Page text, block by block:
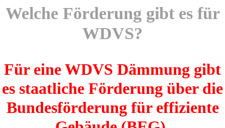
Welche Förderung gibt es für
WDVS?
Für eine WDVS Dämmung gibt
es staatliche Förderung über die
Bundesförderung für effiziente